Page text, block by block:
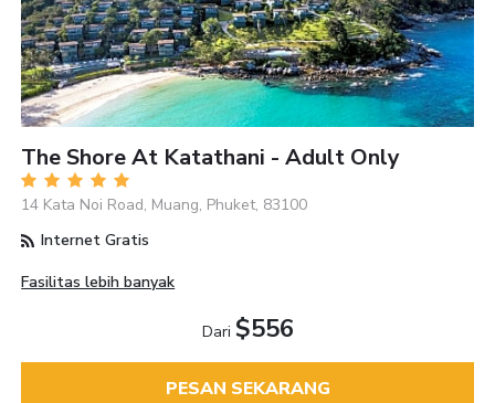
The Shore At Katathani - Adult Only
14 Kata Noi Road, Muang, Phuket, 83100
Internet Gratis
Fasilitas lebih banyak
Dari $556
PESAN SEKARANG